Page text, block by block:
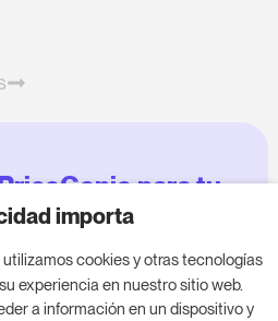
para tu
de 14 días y mejora tu
importa
utilizamos cookies y otras tecnologías
experiencia en nuestro sitio web.
a información en un dispositivo y